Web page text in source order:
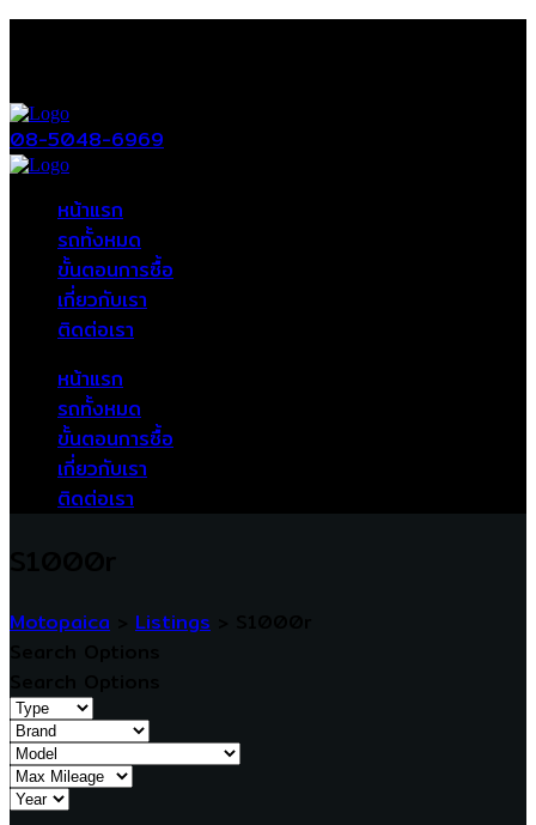
08-5048-6969
หน้าแรก
รถทั้งหมด
ขั้นตอนการซื้อ
เกี่ยวกับเรา
ติดต่อเรา
หน้าแรก
รถทั้งหมด
ขั้นตอนการซื้อ
เกี่ยวกับเรา
ติดต่อเรา
Motopaica Listings